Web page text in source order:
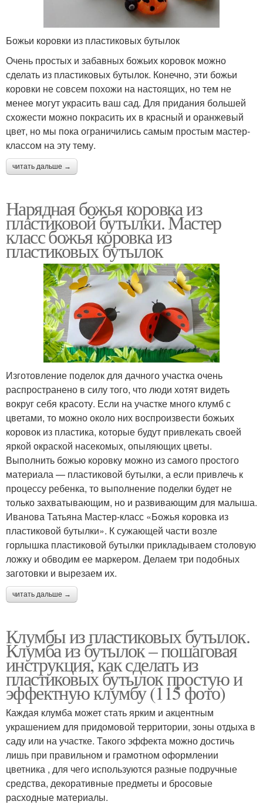
Божьи коровки из пластиковых бутылок
Очень простых и забавных божьих коровок можно
сделать из пластиковых бутылок. Конечно, эти божьи
коровки не совсем похожи на настоящих, но тем не
менее могут украсить ваш сад. Для придания большей
схожести можно покрасить их в красный и оранжевый
цвет, но мы пока ограничились самым простым мастер-
классом на эту тему.
читать дальше →
Нарядная божья коровка из
пластиковой бутылки. Мастер
класс божья коровка из
пластиковых бутылок
Изготовление поделок для дачного участка очень
распространено в силу того, что люди хотят видеть
вокруг себя красоту. Если на участке много клумб с
цветами, то можно около них воспроизвести божьих
коровок из пластика, которые будут привлекать своей
яркой окраской насекомых, опыляющих цветы.
Выполнить божью коровку можно из самого простого
материала — пластиковой бутылки, а если привлечь к
процессу ребенка, то выполнение поделки будет не
только захватывающим, но и развивающим для малыша.
Иванова Татьяна Мастер-класс «Божья коровка из
пластиковой бутылки». К сужающей части возле
горлышка пластиковой бутылки прикладываем столовую
ложку и обводим ее маркером. Делаем три подобных
заготовки и вырезаем их.
читать дальше →
Клумбы из пластиковых бутылок.
Клумба из бутылок – пошаговая
инструкция, как сделать из
пластиковых бутылок простую и
эффектную клумбу (115 фото)
Каждая клумба может стать ярким и акцентным
украшением для придомовой территории, зоны отдыха в
саду или на участке. Такого эффекта можно достичь
лишь при правильном и грамотном оформлении
цветника , для чего используются разные подручные
средства, декоративные предметы и бросовые
расходные материалы.